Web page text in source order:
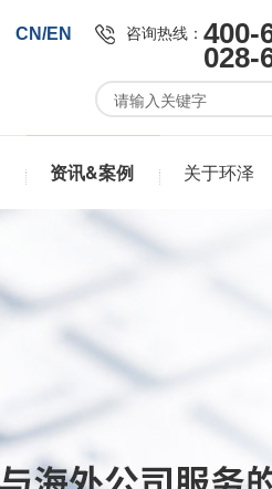
CN/EN 咨询热线： 400-
028-
资讯&案例 关于环泽